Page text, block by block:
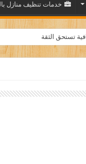
خدمات تنظيف منازل
تستحق الثقة